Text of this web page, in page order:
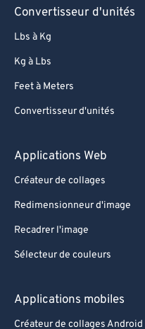
Convertisseur d'unités
Lbs à Kg
Kg à Lbs
Feet à Meters
Convertisseur d'unités
Applications Web
Créateur de collages
Redimensionneur d'image
Recadrer l'image
Sélecteur de couleurs
Applications mobiles
Créateur de collages Android